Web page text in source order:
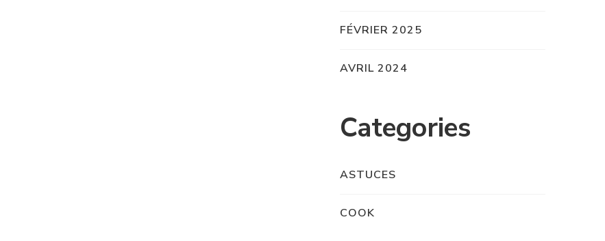
FÉVRIER 2025
AVRIL 2024
Categories
ASTUCES
COOK